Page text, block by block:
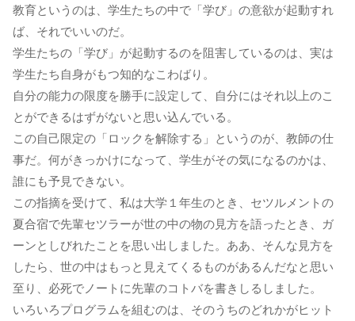
教育というのは、学生たちの中で「学び」の意欲が起動すれ
ば、それでいいのだ。
学生たちの「学び」が起動するのを阻害しているのは、実は
学生たち自身がもつ知的なこわばり。
自分の能力の限度を勝手に設定して、自分にはそれ以上のこ
とができるはずがないと思い込んでいる。
この自己限定の「ロックを解除する」というのが、教師の仕
事だ。何がきっかけになって、学生がその気になるのかは、
誰にも予見できない。
この指摘を受けて、私は大学１年生のとき、セツルメントの
夏合宿で先輩セツラーが世の中の物の見方を語ったとき、ガ
ーンとしびれたことを思い出しました。ああ、そんな見方を
したら、世の中はもっと見えてくるものがあるんだなと思い
至り、必死でノートに先輩のコトバを書きしるしました。
いろいろプログラムを組むのは、そのうちのどれかがヒット